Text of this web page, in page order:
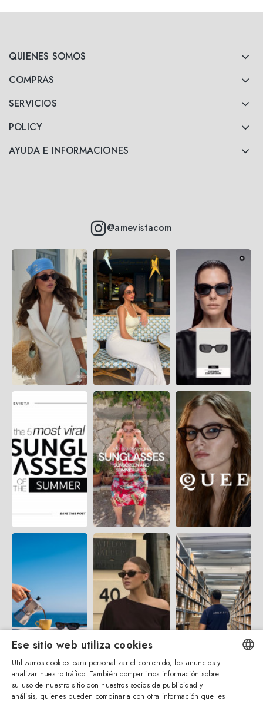
QUIENES SOMOS
COMPRAS
SERVICIOS
POLICY
AYUDA E INFORMACIONES
@amevistacom
ENGLISH
ITALIAN
Ese sitio web utiliza cookies
Utilizamos cookies para personalizar el contenido, los anuncios y
analizar nuestro tráfico. También compartimos información sobre
su uso de nuestro sitio con nuestros socios de publicidad y
análisis, quienes pueden combinarla con otra información que les